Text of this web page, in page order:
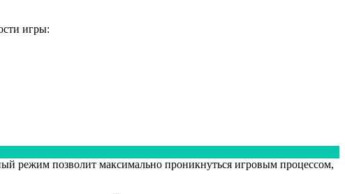
игры:
режим позволит максимально проникнуться игровым процессом,